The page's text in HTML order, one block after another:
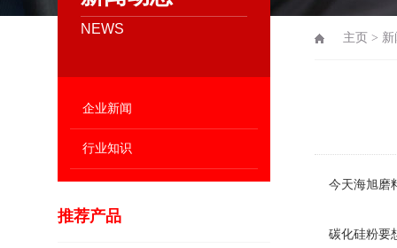
NEWS
企业新闻
行业知识
推荐产品
主页 >
今天海旭磨
碳化硅粉要